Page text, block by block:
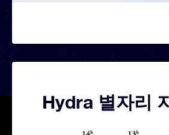
Hydra 별자리